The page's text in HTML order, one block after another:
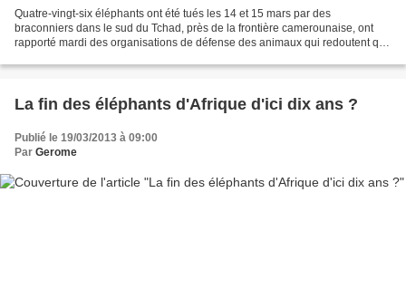
Quatre-vingt-six éléphants ont été tués les 14 et 15 mars par des
braconniers dans le sud du Tchad, près de la frontière camerounaise, ont
rapporté mardi des organisations de défense des animaux qui redoutent que
La fin des éléphants d'Afrique d'ici dix ans ?
Publié le 19/03/2013 à 09:00
Par Gerome